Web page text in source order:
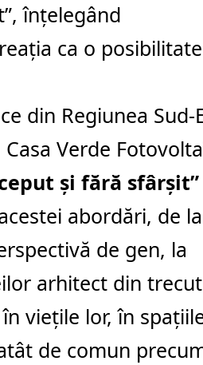
înțelegând
ca o posibilitate
din Regiunea Sud-
Verde
și fără sfârșit”
abordări, de la
de gen, la
arhitect din trecut
viețile lor, în
de comun